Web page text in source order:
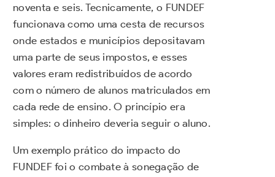
noventa e seis. Tecnicamente, o FUNDEF
funcionava como uma cesta de recursos
onde estados e municípios depositavam
uma parte de seus impostos, e esses
valores eram redistribuídos de acordo
com o número de alunos matriculados em
cada rede de ensino. O princípio era
simples: o dinheiro deveria seguir o aluno.
Um exemplo prático do impacto do
FUNDEF foi o combate à sonegação de